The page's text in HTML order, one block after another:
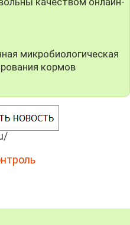
микробиологическая
кормов